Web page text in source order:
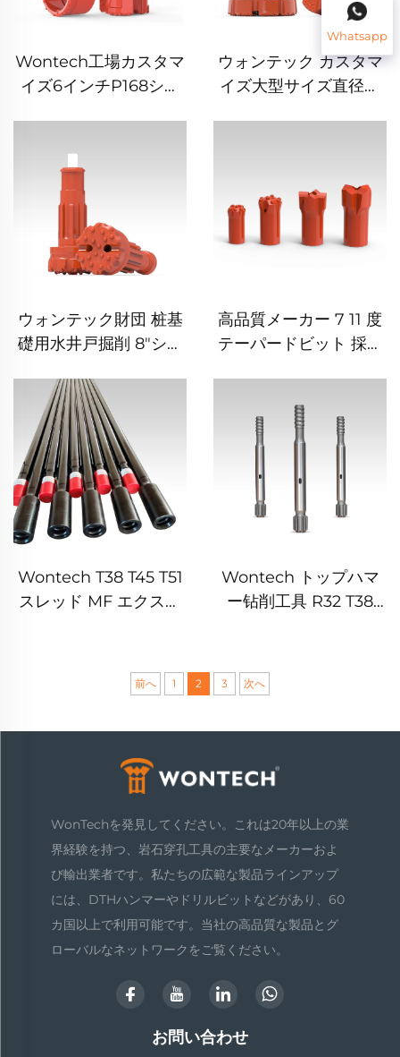
Wontech工場カスタマ
イズ6インチP168シン
グシステムDTHパイロ
ト付き
ウォンテック カスタマ
イズ大型サイズ直径ボ
ウォンテック財団 桩基
礎用水井戸掘削 8"シャ
SD8 DTHボタンドリル
ビット
高品質メーカー 7 11 度
テーパードビット 採鉱
Wontech T38 T45 T51
スレッド MF エクステ
Wontech トップハマ
ー钻削工具 R32 T38
前へ 1 2 3 次へ
Whatsapp
WonTechを発見してください。これは20年以上の業
界経験を持つ、岩石穿孔工具の主要なメーカーおよ
び輸出業者です。私たちの広範な製品ラインアップ
には、DTHハンマーやドリルビットなどがあり、60
カ国以上で利用可能です。当社の高品質な製品とグ
ローバルなネットワークをご覧ください。
お問い合わせ